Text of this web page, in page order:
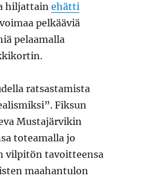
hiljattainehätti
pelkääviä
pelaamalla
ratsastamista
Fiksun
Mustajärvikin
toteamalla jo
vilpitön tavoitteensa
maahantulon